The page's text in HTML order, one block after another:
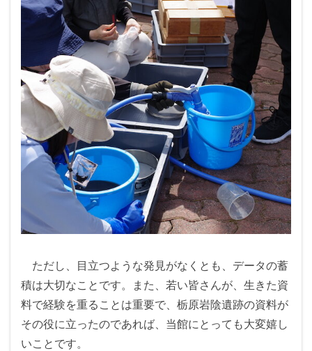
ただし、目立つような発見がなくとも、データの蓄
積は大切なことです。また、若い皆さんが、生きた資
料で経験を重ることは重要で、栃原岩陰遺跡の資料が
その役に立ったのであれば、当館にとっても大変嬉し
いことです。